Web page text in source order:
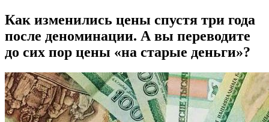
Как изменились цены спустя три года
после деноминации. А вы переводите
до сих пор цены «на старые деньги»?